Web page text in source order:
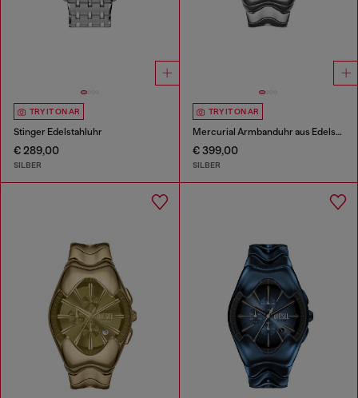
TRY IT ON AR
Stinger Edelstahluhr
€ 289,00
SILBER
TRY IT ON AR
Mercurial Armbanduhr aus Edelstahl
€ 399,00
SILBER